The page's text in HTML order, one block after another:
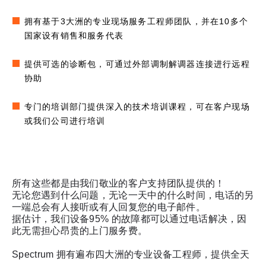
拥有基于3大洲的专业现场服务工程师团队，并在10多个
国家设有销售和服务代表
提供可选的诊断包，可通过外部调制解调器连接进行远程
协助
专门的培训部门提供深入的技术培训课程，可在客户现场
或我们公司进行培训
所有这些都是由我们敬业的客户支持团队提供的！
无论您遇到什么问题，无论一天中的什么时间，电话的另
一端总会有人接听或有人回复您的电子邮件。
据估计，我们设备95% 的故障都可以通过电话解决，因
此无需担心昂贵的上门服务费。
Spectrum 拥有遍布四大洲的专业设备工程师，提供全天